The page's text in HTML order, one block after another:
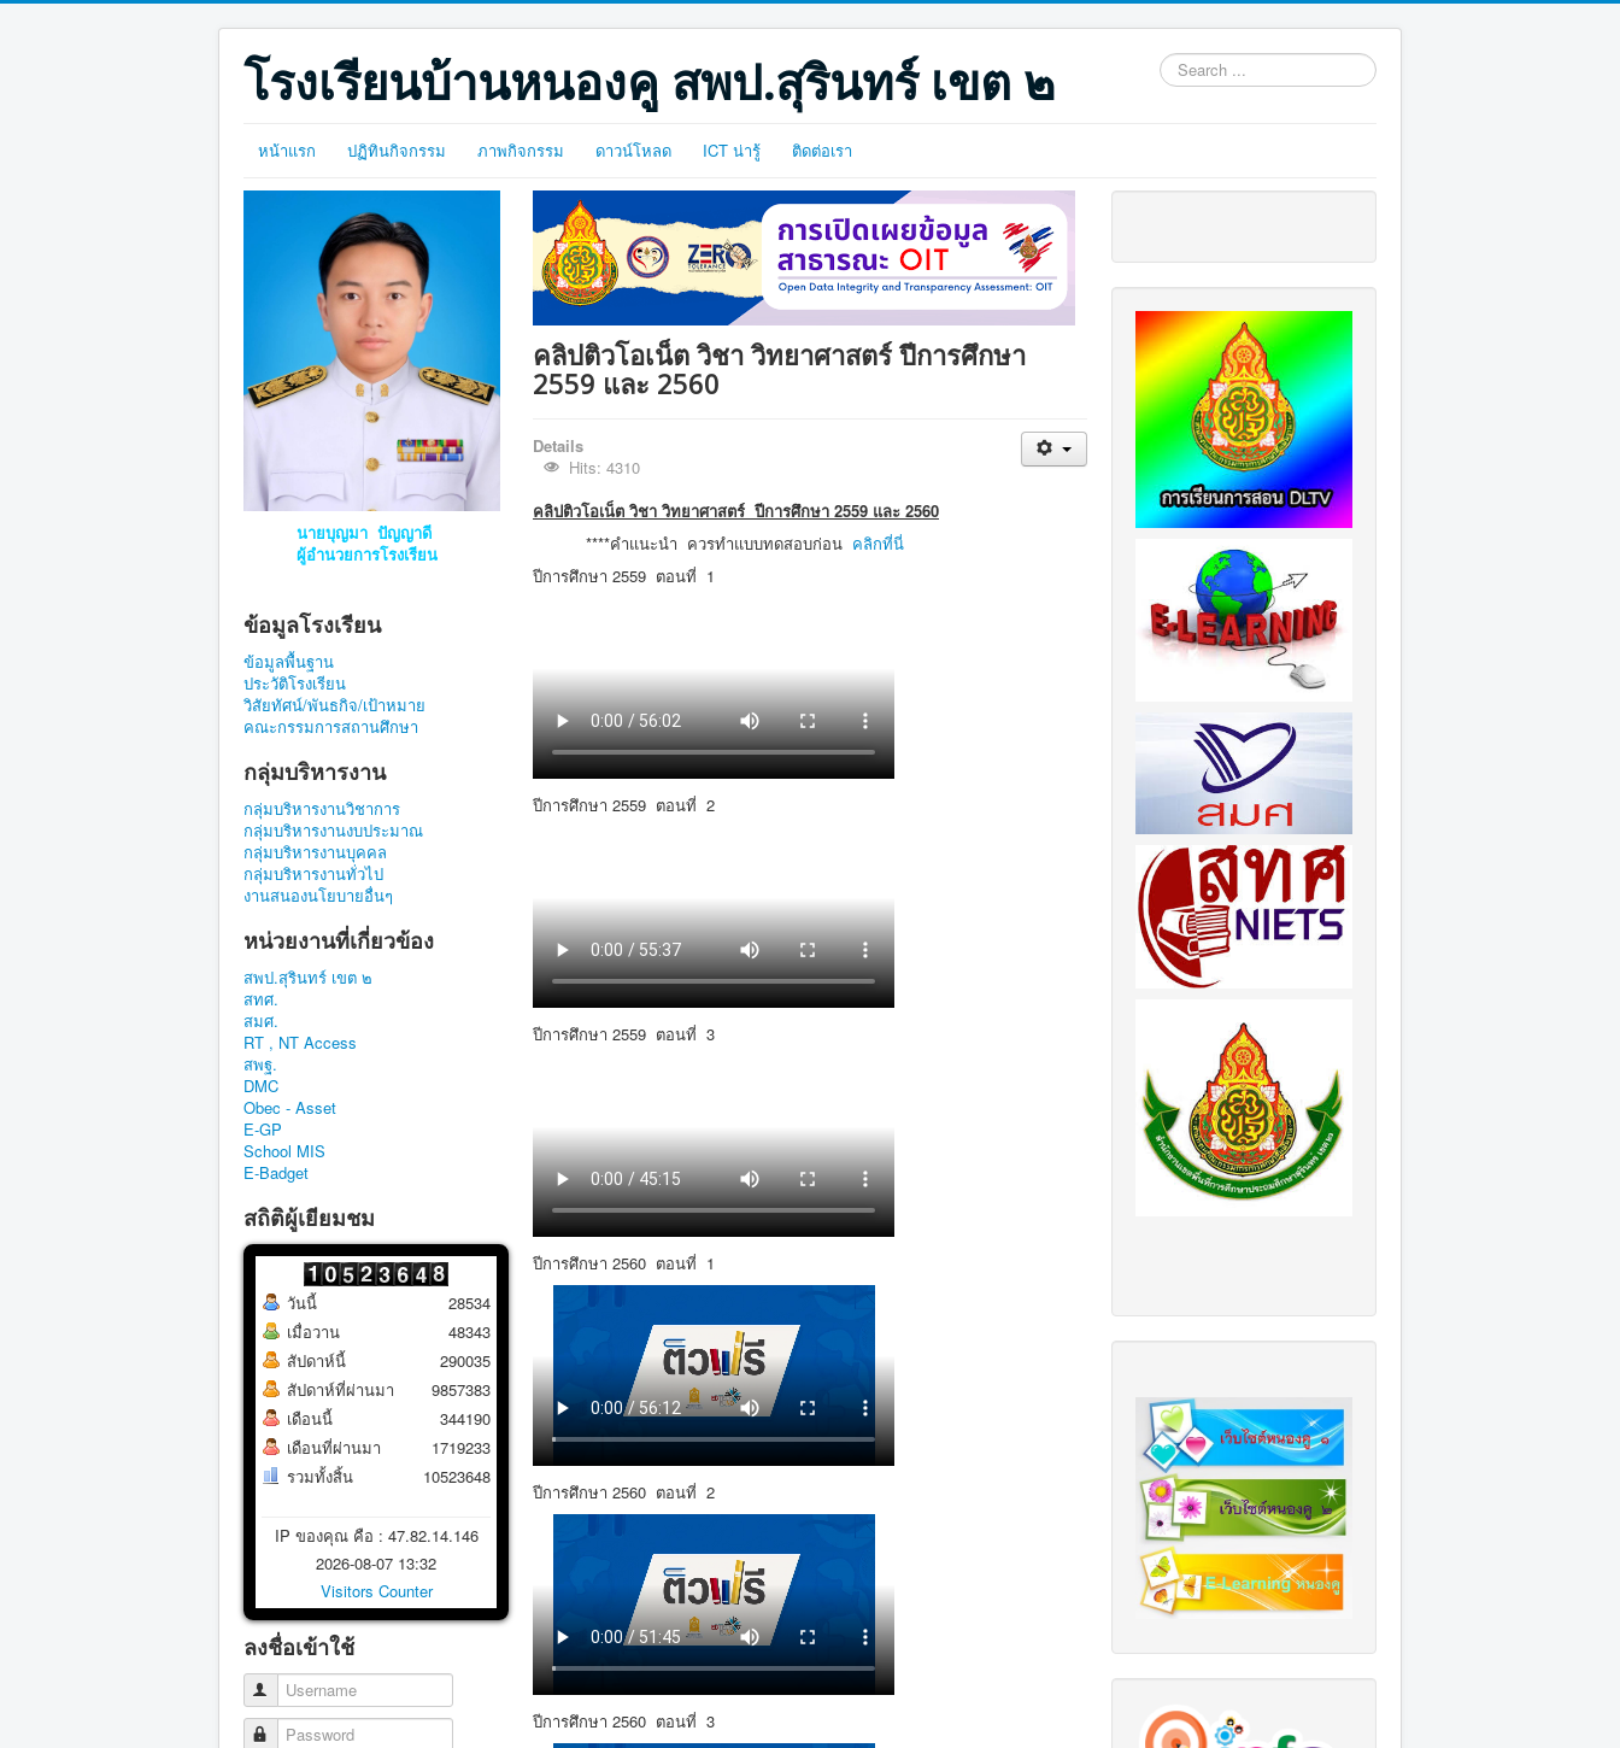
โรงเรียนบ้านหนองคู สพป.สุรินทร์ เขต ๒
Search
...
หน้าแรก ปฏิทินกิจกรรม ภาพกิจกรรม ดาวน์โหลด ICT น่ารู้ ติดต่อเรา
นายบุญมา ปัญญาดี
ผู้อำนวยการโรงเรียน
ข้อมูลโรงเรียน
ข้อมูลพื้นฐาน
ประวัติโรงเรียน
วิสัยทัศน์/พันธกิจ/เป้าหมาย
คณะกรรมการสถานศึกษา
กลุ่มบริหารงาน
กลุ่มบริหารงานวิชาการ
กลุ่มบริหารงานงบประมาณ
กลุ่มบริหารงานบุคคล
กลุ่มบริหารงานทั่วไป
งานสนองนโยบายอื่นๆ
หน่วยงานที่เกี่ยวข้อง
สพป.สุรินทร์ เขต ๒
สทศ.
สมศ.
RT , NT Access
สพฐ.
DMC
Obec - Asset
E-GP
School MIS
E-Badget
สถิติผู้เยียมชม
วันนี้
เมื่อวาน
สัปดาห์นี้
สัปดาห์ที่ผ่านมา
เดือนนี้
เดือนที่ผ่านมา
รวมทั้งสิ้น
28534
48343
290035
9857383
344190
1719233
10523648
IP ของคุณ คือ : 47.82.14.146
2026-08-07 13:32
Visitors Counter
ลงชื่อเข้าใช้
Username
Password
คลิปติวโอเน็ต วิชา วิทยาศาสตร์ ปีการศึกษา
2559 และ 2560
Details
Hits: 4310
คลิปติวโอเน็ต วิชา วิทยาศาสตร์ ปีการศึกษา 2559 และ 2560
****คำแนะนำ ควรทำแบบทดสอบก่อน คลิกที่นี่
ปีการศึกษา 2559 ตอนที่ 1
ปีการศึกษา 2559 ตอนที่ 2
ปีการศึกษา 2559 ตอนที่ 3
ปีการศึกษา 2560 ตอนที่ 1
ปีการศึกษา 2560 ตอนที่ 2
ปีการศึกษา 2560 ตอนที่ 3